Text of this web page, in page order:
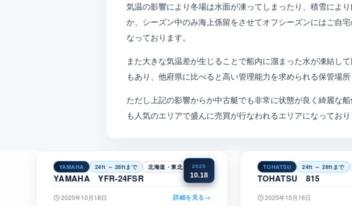
気温の影響により冬場は水面が凍ってしまったり、積雪によ
か、シーズン中のみ海上係留をさせてオフシーズンにはご自
なっております。
また大きな気温差が生じることで船内に溜まった水が凍結し
もあり、他府県に比べると高い管理能力を求められる保管場所
ただし上記の影響からか中古艇でも非常に状態が良く綺麗な
も人気のエリアで盛んに売買が行なわれるエリアになっており
2025
10.18
YAMAHA 24ft ～ 28ftまで 北海道・東北
YAMAHA YFR-24FSR
2025年10月18日 詳細を見る→
TOHATSU 24ft ～ 28ftまで
TOHATSU 815
2025年10月16日